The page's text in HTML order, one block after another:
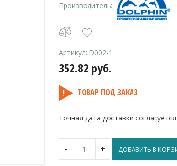
Производитель:
Артикул: D002-1
352.82 руб.
ТОВАР ПОД ЗАКАЗ
Точная дата доставки
-
Dolphin
Basic
+ ДОБАВИТЬ В